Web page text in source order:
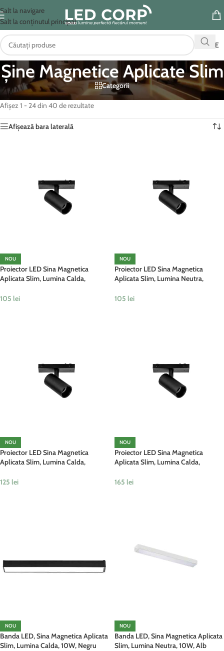
Salt la navigare
Salt la conținutul principal
OFERTE
Șine Magnetice Aplicate Slim
Categorii
Prima pagină/Iluminat pe sina magnetica /Șine Magnetice Aplicate Slim
Afișez 1 - 24 din 40 de rezultate
Afișează bara laterală
NOU
Proiector LED Sina Magnetica
Aplicata Slim, Lumina Calda,
105 lei
NOU
Proiector LED Sina Magnetica
Aplicata Slim, Lumina Neutra,
105 lei
NOU
Proiector LED Sina Magnetica
Aplicata Slim, Lumina Calda,
125 lei
NOU
Proiector LED Sina Magnetica
Aplicata Slim, Lumina Calda,
165 lei
NOU
Banda LED, Sina Magnetica Aplicata
Slim, Lumina Calda, 10W, Negru
NOU
Banda LED, Sina Magnetica Aplicata
Slim, Lumina Neutra, 10W, Alb